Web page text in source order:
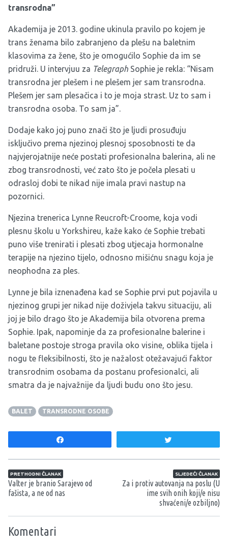
transrodna”
Akademija je 2013. godine ukinula pravilo po kojem je
trans ženama bilo zabranjeno da plešu na baletnim
klasovima za žene, što je omogućilo Sophie da im se
pridruži. U intervjuu za Telegraph Sophie je rekla: “Nisam
transrodna jer plešem i ne plešem jer sam transrodna.
Plešem jer sam plesačica i to je moja strast. Uz to sam i
transrodna osoba. To sam ja”.
Dodaje kako joj puno znači što je ljudi prosuđuju
isključivo prema njezinoj plesnoj sposobnosti te da
najvjerojatnije neće postati profesionalna balerina, ali ne
zbog transrodnosti, već zato što je počela plesati u
odrasloj dobi te nikad nije imala pravi nastup na
pozornici.
Njezina trenerica Lynne Reucroft-Croome, koja vodi
plesnu školu u Yorkshireu, kaže kako će Sophie trebati
puno više trenirati i plesati zbog utjecaja hormonalne
terapije na njezino tijelo, odnosno mišićnu snagu koja je
neophodna za ples.
Lynne je bila iznenađena kad se Sophie prvi put pojavila u
njezinog grupi jer nikad nije doživjela takvu situaciju, ali
joj je bilo drago što je Akademija bila otvorena prema
Sophie. Ipak, napominje da za profesionalne balerine i
baletane postoje stroga pravila oko visine, oblika tijela i
nogu te fleksibilnosti, što je nažalost otežavajući faktor
transrodnim osobama da postanu profesionalci, ali
smatra da je najvažnije da ljudi budu ono što jesu.
BALET TRANSRODNE OSOBE
Navigacija članaka
PRETHODNI ČLANAK
Valter je branio Sarajevo od
fašista, a ne od nas
SLJEDEĆI ČLANAK
Za i protiv autovanja na poslu (U
ime svih onih koji/e nisu
shvaćeni/e ozbiljno)
Komentari